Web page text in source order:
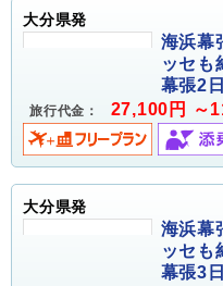
大分県発
海浜幕
ッセも
幕張2
旅行代金： 27,100円 ～
大分県発
海浜幕
ッセも
幕張3